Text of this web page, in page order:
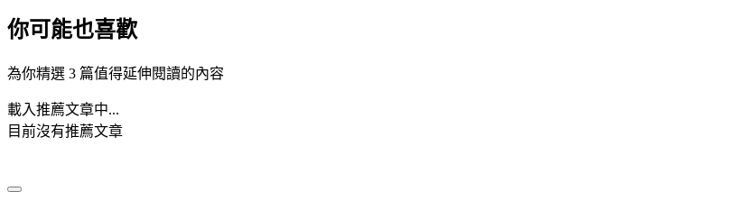
你可能也喜歡
為你精選 3 篇值得延伸閱讀的內容
載入推薦文章中...
目前沒有推薦文章